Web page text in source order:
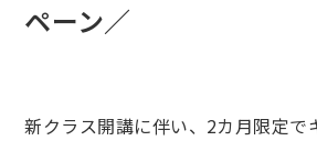
ペーン／
新クラス開講に伴い、2カ月限定で